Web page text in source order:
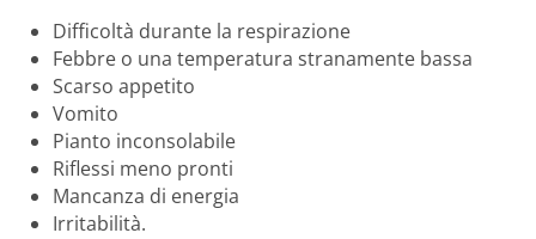
Difficoltà durante la respirazione
Febbre o una temperatura stranamente bassa
Scarso appetito
Vomito
Pianto inconsolabile
Riflessi meno pronti
Mancanza di energia
Irritabilità.